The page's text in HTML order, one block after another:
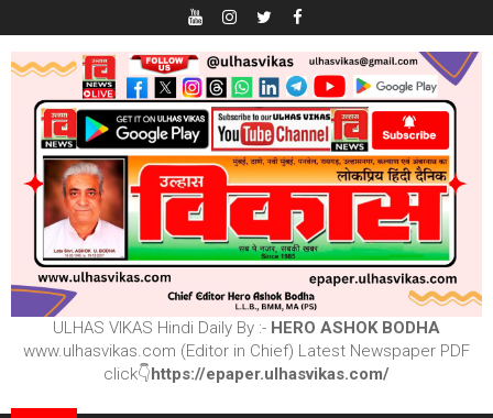
ULHAS VIKAS Hindi Daily By :- HERO ASHOK BODHA
www.ulhasvikas.com (Editor in Chief) Latest Newspaper PDF
click👇https://epaper.ulhasvikas.com/